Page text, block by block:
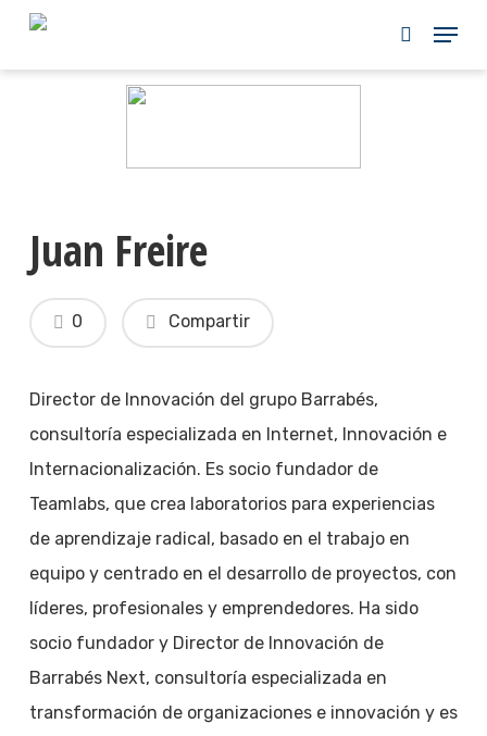
Skip
Juan Freire
Compartir
0
Director de Innovación del grupo Barrabés,
consultoría especializada en Internet, Innovación e
Internacionalización. Es socio fundador de
Teamlabs, que crea laboratorios para experiencias
de aprendizaje radical, basado en el trabajo en
equipo y centrado en el desarrollo de proyectos, con
líderes, profesionales y emprendedores. Ha sido
socio fundador y Director de Innovación de
Barrabés Next, consultoría especializada en
transformación de organizaciones e innovación y es